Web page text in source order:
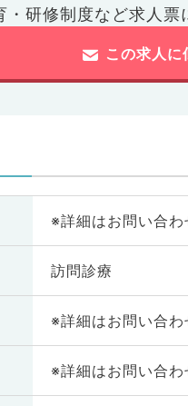
・研修制度など求人票
この求人に
※詳細はお問い合わ
訪問診療
※詳細はお問い合わ
※詳細はお問い合わ